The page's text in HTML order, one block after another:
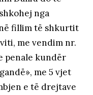
nga
fillim të shkurtit
me vendim nr.
penale kundër
me 5 vjet
e të drejtave